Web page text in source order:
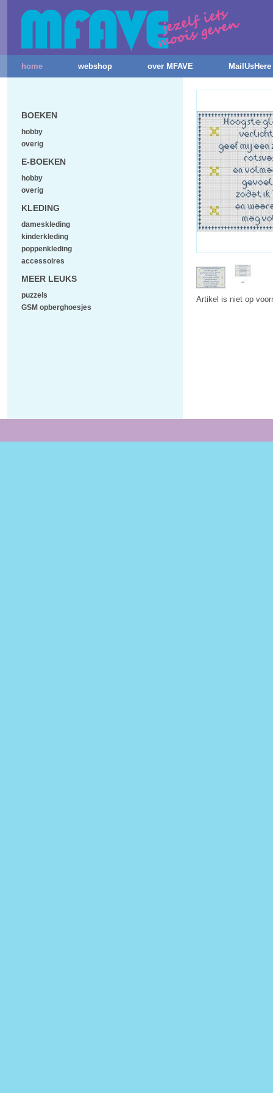
home webshop over MFAVE MailUsHere
Artikel is niet op
BOEKEN
hobby
overig
E-BOEKEN
hobby
overig
KLEDING
dameskleding
kinderkleding
poppenkleding
accessoires
MEER LEUKS
puzzels
GSM opberghoesjes